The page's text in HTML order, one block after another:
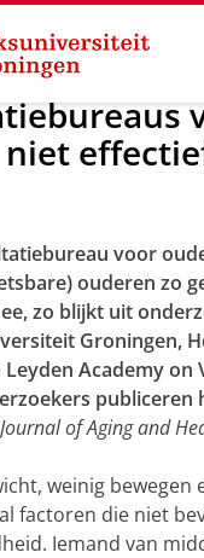
Nieuws
voor
ouderen zo
zo blijkt uit
Groningen,
Academy on
publiceren
Journal of Aging and
weinig bewegen
factoren die niet
Iemand van